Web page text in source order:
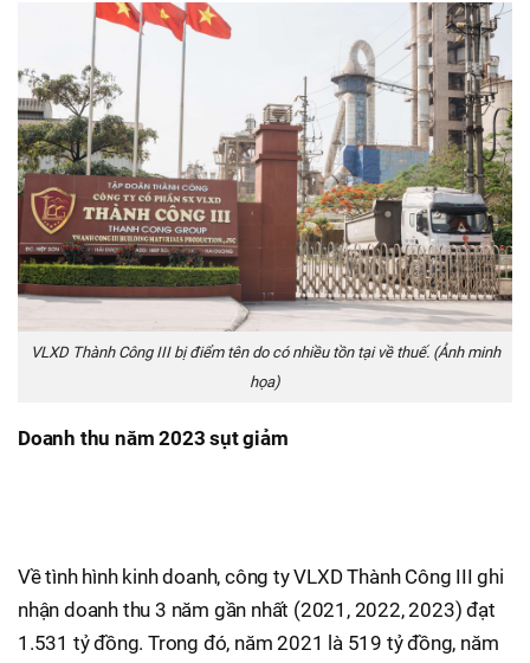
VLXD Thành Công III bị điểm tên do có nhiều tồn tại về thuế. (Ảnh minh
họa)
Doanh thu năm 2023 sụt giảm
Về tình hình kinh doanh, công ty VLXD Thành Công III ghi
nhận doanh thu 3 năm gần nhất (2021, 2022, 2023) đạt
1.531 tỷ đồng. Trong đó, năm 2021 là 519 tỷ đồng, năm